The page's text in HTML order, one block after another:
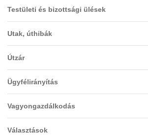
Testületi és bizottsági ülések
Utak, úthibák
Útzár
Ügyfélirányítás
Vagyongazdálkodás
Választások